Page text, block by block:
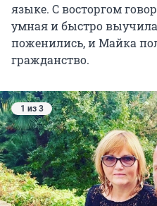
языке. С восторгом
умная и быстро
поженились, и Майка
гражданство.
1 из 3